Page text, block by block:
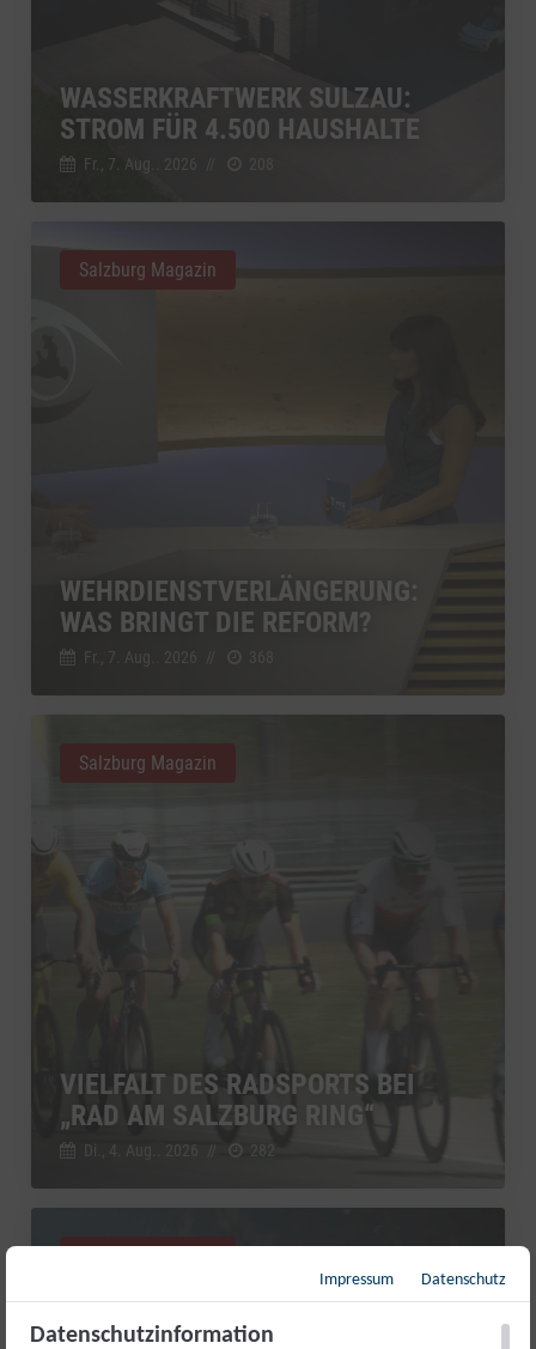
WASSERKRAFTWERK SULZAU:
STROM FÜR 4.500 HAUSHALTE
Fr., 7. Aug.. 2026
WEHRDIENSTVERLÄNGERUNG:
WAS BRINGT DIE REFORM?
Fr., 7. Aug.. 2026
Salzburg Magazin
VIELFALT DES RADSPORTS BEI
„RAD AM SALZBURG RING“
Di., 4. Aug.. 2026 // 282
Salzburg Magazin
Impressum Datenschutz
Datenschutzinformation